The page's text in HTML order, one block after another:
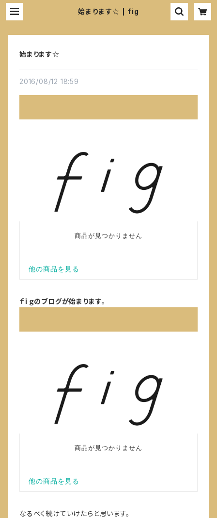
始まります☆ | fig
始まります☆
2016/08/12 18:59
ｆｉｇのブログが始まります。
なるべく続けていけたらと思います。